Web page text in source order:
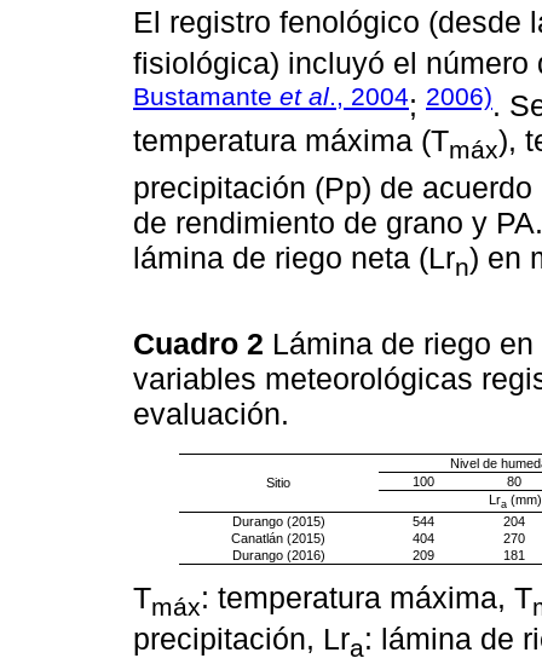
El registro fenológico (desde
fisiológica) incluyó el
Bustamante et al., 2004; 2006).
temperatura máxima (Tmáx),
precipitación (Pp) de
de rendimiento de grano y
lámina de riego neta (Lrn) en
Cuadro 2 Lámina de riego
variables meteorológicas
evaluación.
Sitio
Nivel de
100
80
Lra (mm)
Durango (2015)
544
204
Canatlán (2015)
404
270
Durango (2016)
209 181
Tmáx: temperatura máxima, T
precipitación, Lra: lámina de